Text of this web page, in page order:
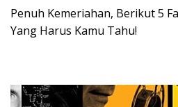
Penuh Kemeriahan, Berikut 5
Yang Harus Kamu Tahu!